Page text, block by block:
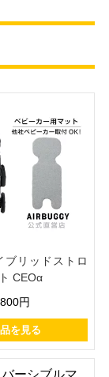
ブリッドストロ
CEOα
円
を見る